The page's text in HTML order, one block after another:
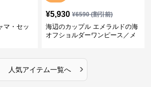
マ・セッ
¥5,930 ¥6590(割引前)
海辺のカップル エメラルドの海
オフショルダーワンピース／メ
人気アイテム一覧へ ›